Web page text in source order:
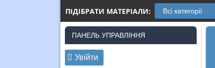
ПІДІБРАТИ МАТЕРІАЛИ:
ПАНЕЛЬ УПРАВЛІННЯ
Увійти